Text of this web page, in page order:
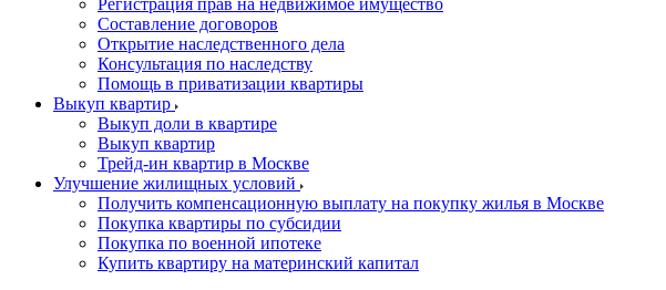
Регистрация прав на недвижимое имущество
Составление договоров
Открытие наследственного дела
Консультация по наследству
Помощь в приватизации квартиры
Выкуп квартир
Выкуп доли в квартире
Выкуп квартир
Трейд-ин квартир в Москве
Улучшение жилищных условий
Получить компенсационную выплату на покупку жилья в Москве
Покупка квартиры по субсидии
Покупка по военной ипотеке
Купить квартиру на материнский капитал